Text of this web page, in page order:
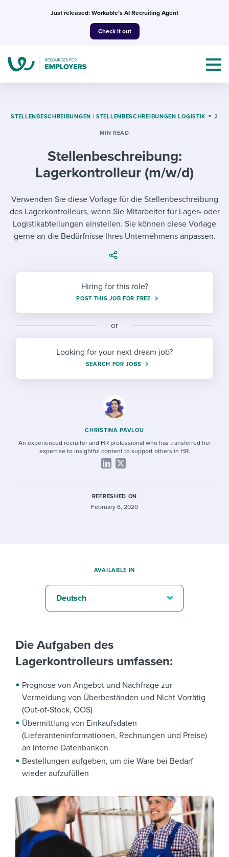
Just released: Workable’s AI Recruiting Agent
Check it out
Mobilizing AI in my work
Evaluating candidates
Working together with others
Developing & retaining people
Ensuring compliance
Finding and attracting people
Candidate/employee experiences
Templates & Guides
I WANT...
Job description templates
Interview question templates
Onboarding checklists
Step-by-step tutorials
HR terms
I WANT TO LEARN ABOUT...
Applying for a job
Pay & benefits
Career development
Overall career resources
Attend webinars & events
Workable customer stories
Explore Workable
STELLENBESCHREIBUNGEN | STELLENBESCHREIBUNGEN LOGISTIK 2
MIN READ
Stellenbeschreibung:
Lagerkontrolleur (m/w/d)
Verwenden Sie diese Vorlage für die Stellenbeschreibung
des Lagerkontrolleurs, wenn Sie Mitarbeiter für Lager- oder
Logistikabteilungen einstellen. Sie können diese Vorlage
gerne an die Bedürfnisse Ihres Unternehmens anpassen.
Hiring for this role?
POST THIS JOB FOR FREE
or
Looking for your next dream job?
SEARCH FOR JOBS
CHRISTINA PAVLOU
An experienced recruiter and HR professional who has transferred her
expertise to insightful content to support others in HR.
REFRESHED ON
February 6, 2020
Die Aufgaben des
Lagerkontrolleurs umfassen:
Prognose von Angebot und Nachfrage zur
Vermeidung von Überbeständen und Nicht Vorrätig
(Out-of-Stock, OOS)
Übermittlung von Einkaufsdaten
(Lieferanteninformationen, Rechnungen und Preise)
an interne Datenbanken
Bestellungen aufgeben, um die Ware bei Bedarf
wieder aufzufüllen
AVAILABLE IN
Deutsch